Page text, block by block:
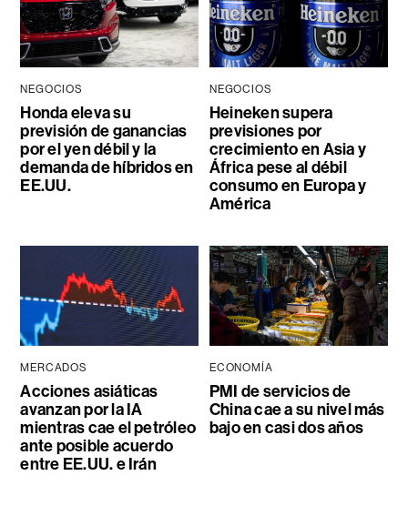
NEGOCIOS
Honda eleva su
previsión de ganancias
por el yen débil y la
demanda de híbridos en
EE.UU.
NEGOCIOS
Heineken supera
previsiones por
crecimiento en Asia y
África pese al débil
consumo en Europa y
América
MERCADOS
Acciones asiáticas
avanzan por la IA
mientras cae el petróleo
ante posible acuerdo
entre EE.UU. e Irán
ECONOMÍA
PMI de servicios de
China cae a su nivel más
bajo en casi dos años